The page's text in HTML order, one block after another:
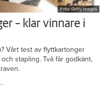
Foto: Getty Images
– klar vinnare i
Vårt test av flyttkartonger
stapling. Två får godkänt,